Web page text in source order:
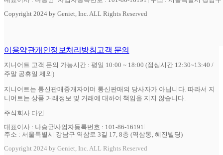
Copyright 2024 by Geniet, Inc. ALL Rights Reserved
이용약관개인정보처리방침고객 문의
지니어트 고객 문의 가능시간 : 평일 10:00 ~ 18:00 (점심시간 12:30~13:40 /
주말 공휴일 제외)
지니어트는 통신판매중개자이며 통신판매의 당사자가 아닙니다. 따라서 지
니어트는 상품 거래정보 및 거래에 대하여 책임을 지지 않습니다.
주식회사 다인
대표이사 : 나승균사업자등록번호 : 101-86-16191
주소 : 서울특별시 강남구 역삼로 3길 17, 8층 (역삼동, 혜진빌딩)
Copyright 2024 by Geniet, Inc. ALL Rights Reserved